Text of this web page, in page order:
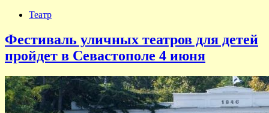
Театр
Фестиваль уличных театров для детей
пройдет в Севастополе 4 июня